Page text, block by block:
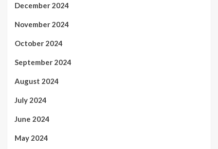
December 2024
November 2024
October 2024
September 2024
August 2024
July 2024
June 2024
May 2024